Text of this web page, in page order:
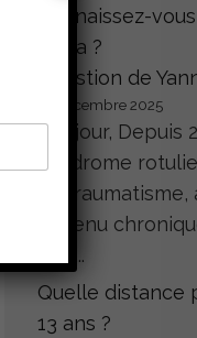
Connaissez-
Hoffa ?
Question de
23 décembre 2025
Bonjour, Depuis
syndrome
un
devenu
très...
Quelle distance
13 ans ?